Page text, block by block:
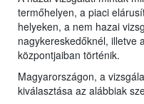
termőhelyen, a piaci
helyeken, a nem hazai
nagykereskedőknél, illetve
központjaiban történik.
Magyarországon, a
kiválasztása az alábbiak